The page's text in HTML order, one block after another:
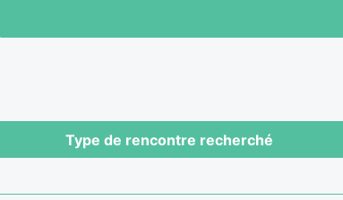
Type de rencontre recherché